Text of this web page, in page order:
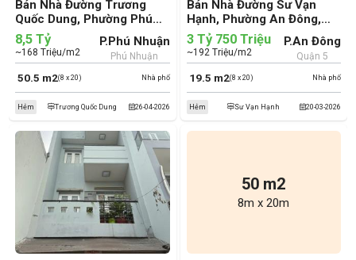
Bán Nhà Đường Trương
Quốc Dung, Phường Phú
Nhuận, Quận Phú Nhuận
(cũ)
Nhà phố
50.5 m2(8 x 20)
8,5 Tỷ
~168 Triệu/m2
P.Phú Nhuận
Phú Nhuận
26-04-2026
Hẻm Trương Quốc Dung
Bán Nhà Đường Sư Vạn
Hạnh, Phường An Đông,
Quận 5 (cũ)
Nhà phố
19.5 m2(8 x 20)
3 Tỷ 750 Triệu
~192 Triệu/m2
P.An Đông
Quận 5
20-03-2026
Hẻm Sư Vạn Hạnh
50 m2
8m x 20m